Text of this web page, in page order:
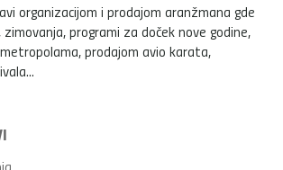
organizacijom i prodajom aranžmana gde
programi za doček nove godine,
prodajom avio karata,